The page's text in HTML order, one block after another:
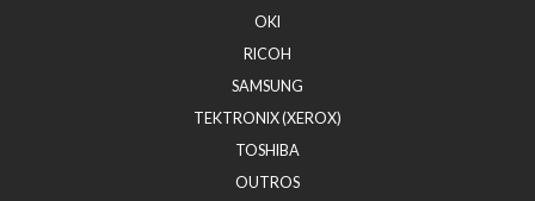
OKI
RICOH
SAMSUNG
TEKTRONIX (XEROX)
TOSHIBA
OUTROS